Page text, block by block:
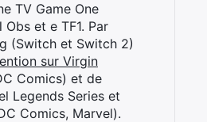
TV Game One
et e TF1. Par
(Switch et Switch 2)
sur Virgin
Comics) et de
Legends Series et
Comics, Marvel).